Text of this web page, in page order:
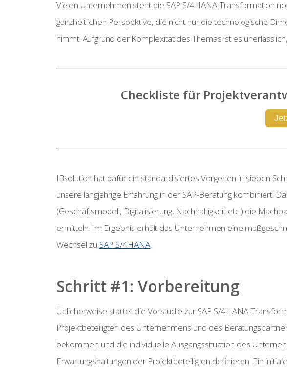
Vielen Unternehmen steht die SAP S/4HANA-Transformation
ganzheitlichen Perspektive, die nicht nur die technologische
nimmt. Aufgrund der Komplexität des Themas ist es unerlässlich,
Checkliste für
IBsolution hat dafür ein standardisiertes Vorgehen in sieben
unsere langjährige Erfahrung in der SAP-Beratung kombiniert.
(Geschäftsmodell, Digitalisierung, Nachhaltigkeit etc.) die
ermitteln. Im Ergebnis erhält das Unternehmen eine
Wechsel zu SAP S/4HANA.
Schritt #1: Vorbereitung
Üblicherweise startet die Vorstudie zur SAP S/4HANA-
Projektbeteiligten des Unternehmens und des
bekommen und die individuelle Ausgangssituation des
Erwartungshaltungen der Projektbeteiligten definieren. Ein